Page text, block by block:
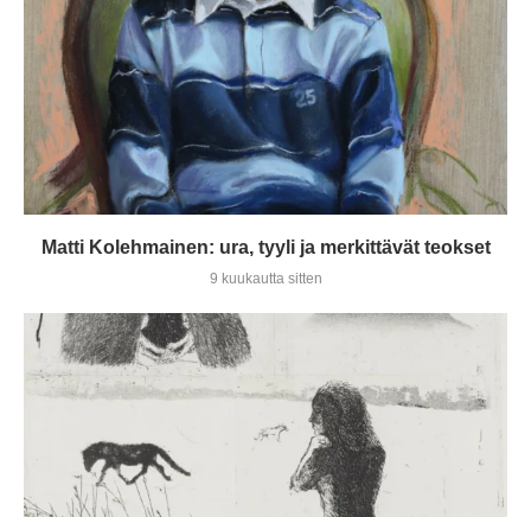
Matti Kolehmainen: ura, tyyli ja merkittävät teokset
9 kuukautta sitten